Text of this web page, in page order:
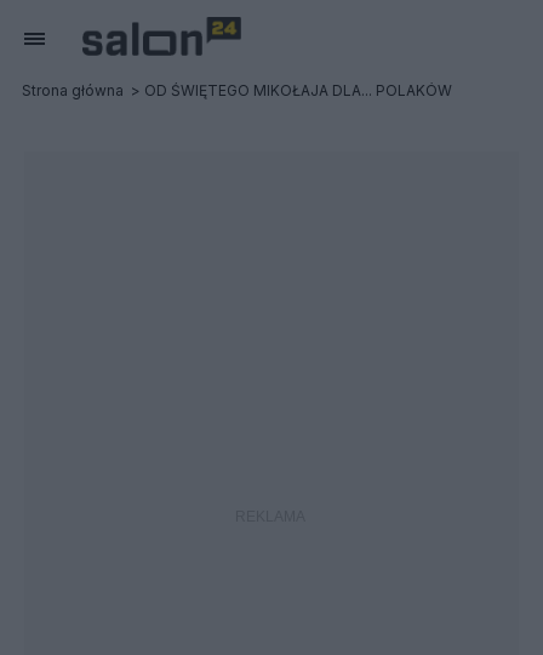
Strona główna OD ŚWIĘTEGO MIKOŁAJA DLA... POLAKÓW